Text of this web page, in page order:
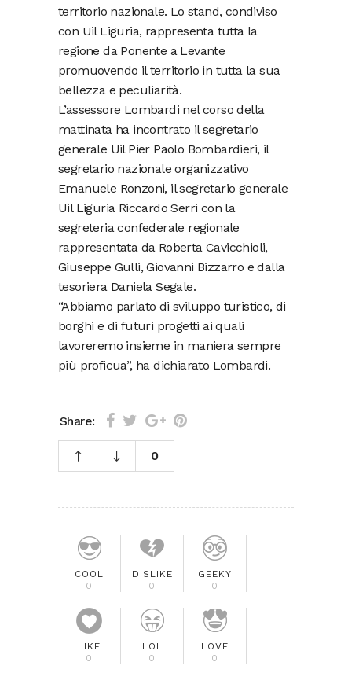
territorio nazionale. Lo stand, condiviso
con Uil Liguria, rappresenta tutta la
regione da Ponente a Levante
promuovendo il territorio in tutta la sua
bellezza e peculiarità.
L’assessore Lombardi nel corso della
mattinata ha incontrato il segretario
generale Uil Pier Paolo Bombardieri, il
segretario nazionale organizzativo
Emanuele Ronzoni, il segretario generale
Uil Liguria Riccardo Serri con la
segreteria confederale regionale
rappresentata da Roberta Cavicchioli,
Giuseppe Gulli, Giovanni Bizzarro e dalla
tesoriera Daniela Segale.
“Abbiamo parlato di sviluppo turistico, di
borghi e di futuri progetti ai quali
lavoreremo insieme in maniera sempre
più proficua”, ha dichiarato Lombardi.
Share:
0
COOL
0
DISLIKE
0
GEEKY
0
LIKE
0
LOL
0
LOVE
0